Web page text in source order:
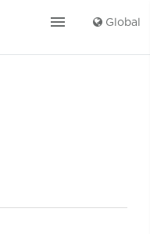
menu Global